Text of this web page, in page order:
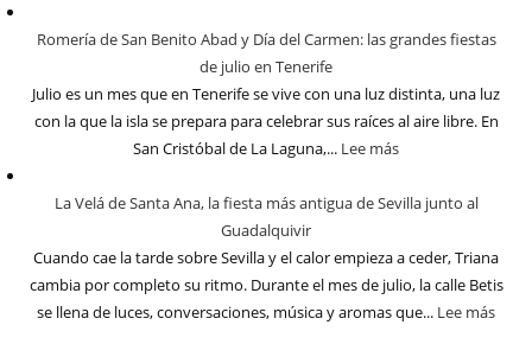
Romería de San Benito Abad y Día del Carmen: las grandes fiestas
de julio en Tenerife
Julio es un mes que en Tenerife se vive con una luz distinta, una luz
con la que la isla se prepara para celebrar sus raíces al aire libre. En
San Cristóbal de La Laguna,... Lee más
La Velá de Santa Ana, la fiesta más antigua de Sevilla junto al
Guadalquivir
Cuando cae la tarde sobre Sevilla y el calor empieza a ceder, Triana
cambia por completo su ritmo. Durante el mes de julio, la calle Betis
se llena de luces, conversaciones, música y aromas que... Lee más